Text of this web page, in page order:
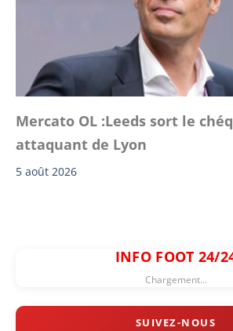
Mercato OL :Leeds sort le
attaquant de Lyon
5 août 2026
INFO FOOT 24/
Chargement...